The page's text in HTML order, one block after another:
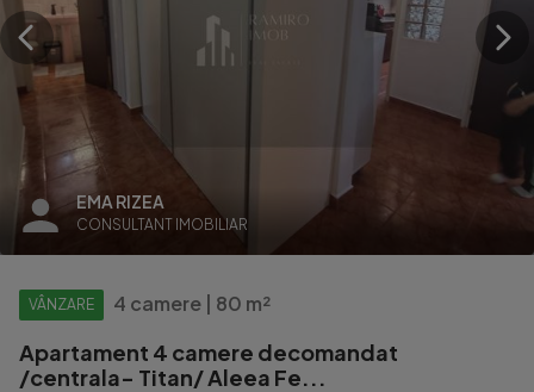
EMA RIZEA
CONSULTANT IMOBILIAR
VÂNZARE 4 camere | 80 m²
Apartament 4 camere decomandat
/centrala- Titan/ Aleea Fe...